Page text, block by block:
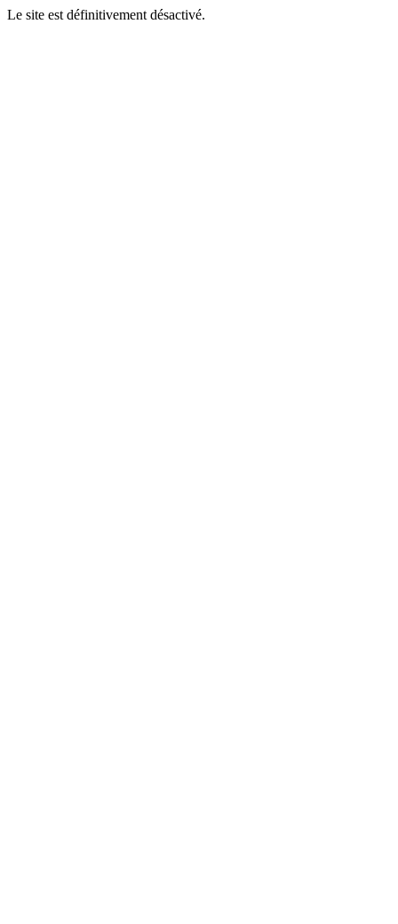
Le site est définitivement désactivé.